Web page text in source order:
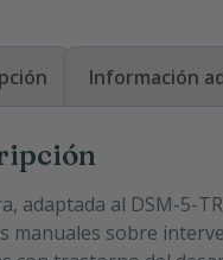
Información
adaptada al DSM-5-
manuales sobre